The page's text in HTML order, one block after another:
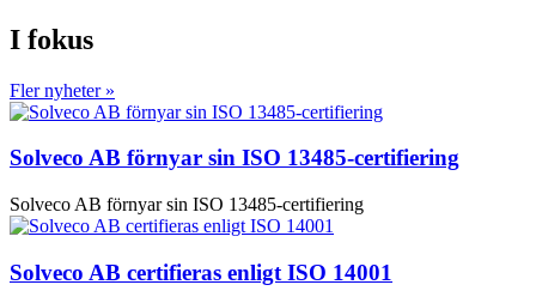
I fokus
Fler nyheter »
Solveco AB förnyar sin ISO 13485-certifiering
Solveco AB förnyar sin ISO 13485-certifiering
Solveco AB certifieras enligt ISO 14001